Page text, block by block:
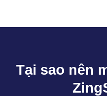
Tại sao nên